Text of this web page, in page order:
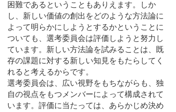
困難であるということもありえます。しか
し、新しい価値の創出をどのような方法論に
よって明らかにしようとするかということに
ついても、選考委員会は評価しようと努力し
ています。新しい方法論を試みることは、既
存の課題に対する新しい知見をもたらしてく
れると考えるからです。
選考委員会は、広い視野をもちながらも、独
自の視点をもつメンバーによって構成されて
います。評価に当たっては、あらかじめ決め